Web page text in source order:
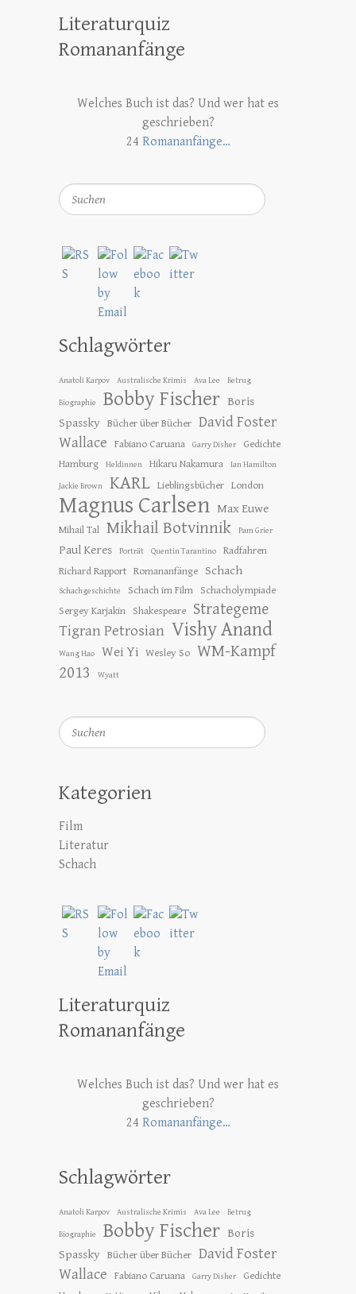
Literaturquiz
Romananfänge
Welches Buch ist das? Und wer hat es
geschrieben?
24 Romananfänge…
Suchen
Schlagwörter
Anatoli Karpov Australische Krimis Ava Lee Betrug
Biographie Bobby Fischer Boris
Spassky Bücher über Bücher David Foster
Wallace
Fabiano Caruana Garry Disher
Gedichte
Hamburg
Heldinnen Hikaru Nakamura Ian Hamilton
Jackie Brown KARL Lieblingsbücher London
Magnus Carlsen Max Euwe
Mihail Tal Mikhail Botvinnik Pam Grier
Paul Keres Porträt Quentin Tarantino
Radfahren
Richard Rapport Romananfänge Schach
Schachgeschichte Schach im Film
Schacholympiade
Sergey Karjakin
Shakespeare Strategeme
Tigran Petrosian Vishy Anand
Wang Hao Wei Yi Wesley So WM-Kampf
2013
Wyatt
Suchen
Kategorien
Film
Literatur
Schach
Literaturquiz
Romananfänge
Welches Buch ist das? Und wer hat es
geschrieben?
24 Romananfänge…
Schlagwörter
Anatoli Karpov Australische Krimis Ava Lee Betrug
Biographie Bobby Fischer Boris
Spassky Bücher über Bücher David Foster
Wallace
Fabiano Caruana Garry Disher
Gedichte